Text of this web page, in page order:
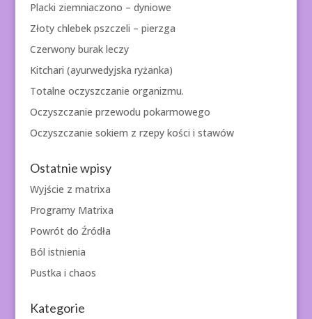
Placki ziemniaczono – dyniowe
Złoty chlebek pszczeli – pierzga
Czerwony burak leczy
Kitchari (ayurwedyjska ryżanka)
Totalne oczyszczanie organizmu.
Oczyszczanie przewodu pokarmowego
Oczyszczanie sokiem z rzepy kości i stawów
Ostatnie wpisy
Wyjście z matrixa
Programy Matrixa
Powrót do Źródła
Ból istnienia
Pustka i chaos
Kategorie